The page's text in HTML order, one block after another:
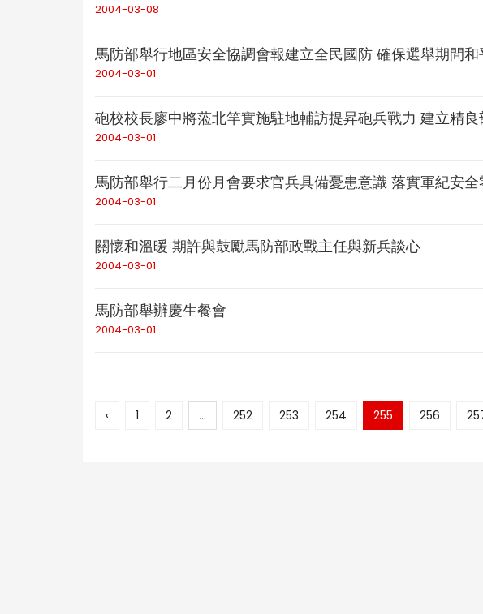
2004-03-08
馬防部舉行地區安全協調會報建立全民國防 確保選舉期間和
2004-03-01
砲校校長廖中將蒞北竿實施駐地輔訪提昇砲兵戰力 建立精良
2004-03-01
馬防部舉行二月份月會要求官兵具備憂患意識 落實軍紀安全
2004-03-01
關懷和溫暖 期許與鼓勵馬防部政戰主任與新兵談心
2004-03-01
馬防部舉辦慶生餐會
2004-03-01
‹ 1 2 ... 252 253 254 255 256